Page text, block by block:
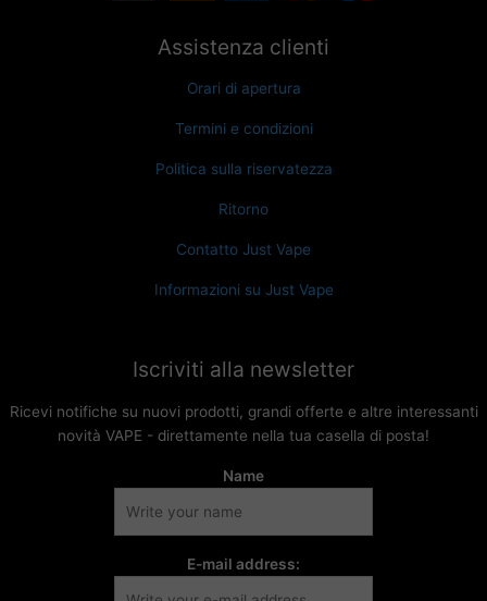
Assistenza clienti
Orari di apertura
Termini e condizioni
Politica sulla riservatezza
Ritorno
Contatto Just Vape
Informazioni su Just Vape
Iscriviti alla newsletter
Ricevi notifiche su nuovi prodotti, grandi offerte e altre interessanti
novità VAPE - direttamente nella tua casella di posta!
Name
E-mail address: